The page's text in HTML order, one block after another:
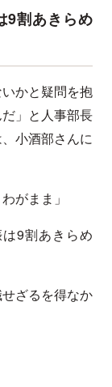
9割あきらめ
かと疑問を抱
」と人事部長
小酒部さんに
がまま」
9割あきらめ
ざるを得なか